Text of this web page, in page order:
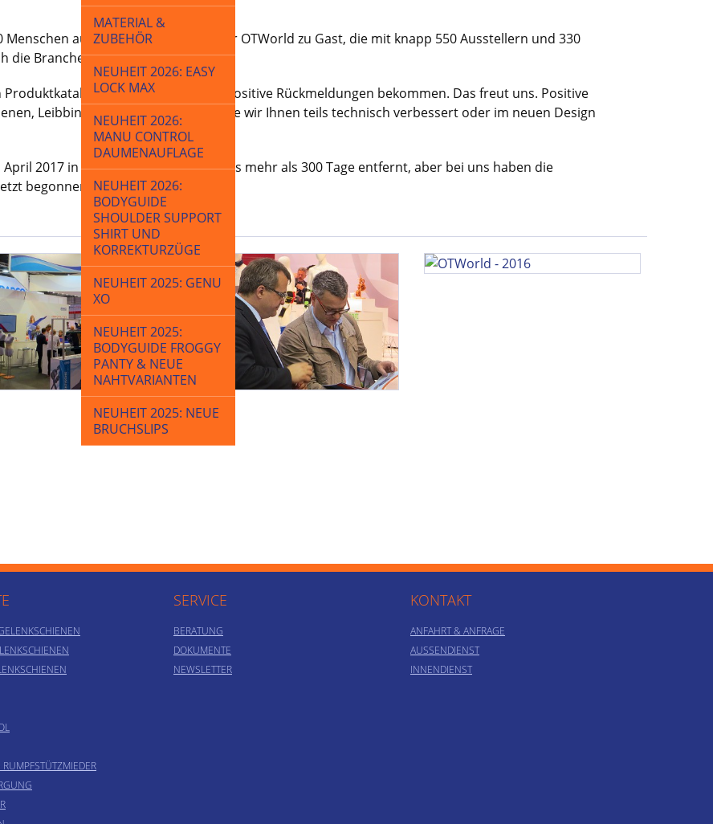
MATERIAL &
ZUBEHÖR
NEUHEIT 2026: EASY
LOCK MAX
NEUHEIT 2026:
MANU CONTROL
DAUMENAUFLAGE
NEUHEIT 2026:
BODYGUIDE
SHOULDER SUPPORT
SHIRT UND
KORREKTURZÜGE
NEUHEIT 2025: GENU
XO
NEUHEIT 2025:
BODYGUIDE FROGGY
PANTY & NEUE
NAHTVARIANTEN
NEUHEIT 2025: NEUE
BRUCHSLIPS
aus fast 90 Ländern auf der OTWorld zu Gast, die mit knapp 550 Ausstellern und 330
die Branche hinbewegt.
haben wir sehr viel positive Rückmeldungen bekommen. Das freut uns. Positive
Leibbinden und Miederwaren, die wir Ihnen teils technisch verbessert oder im neuen Design
2017 in Kassel ist zwar noch etwas mehr als 300 Tage entfernt, aber bei uns haben die
begonnen.
SERVICE
BERATUNG
DOKUMENTE
NEWSLETTER
KONTAKT
ANFAHRT & ANFRAGE
AUSSENDIENST
INNENDIENST